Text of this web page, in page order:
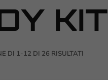
KIT
DI 1-12 DI 26 RISULTATI